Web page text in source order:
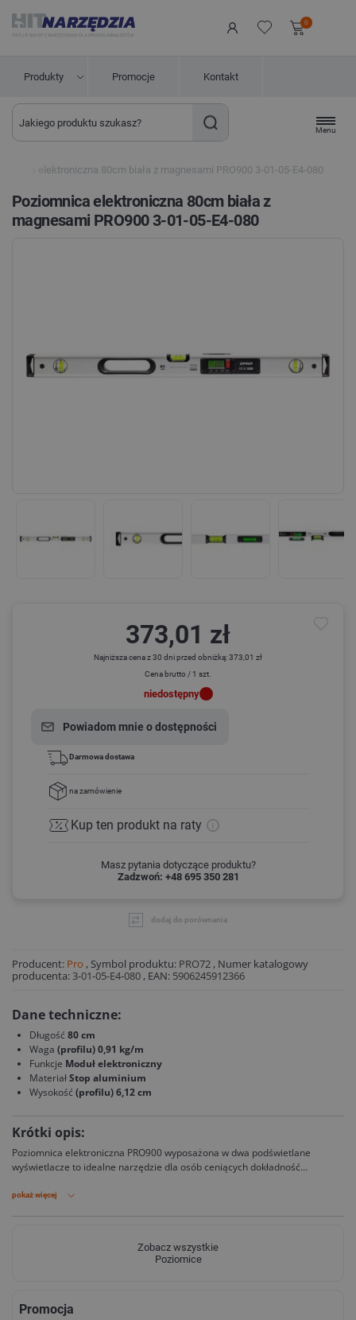
0
Produkty Promocje Kontakt
Menu
elektroniczna 80cm biała z magnesami PRO900 3-01-05-E4-080
Poziomnica elektroniczna 80cm biała z
magnesami PRO900 3-01-05-E4-080
373,01 zł
Najniższa cena z 30 dni przed obniżką: 373,01 zł
Cena brutto / 1 szt.
niedostępny
Powiadom mnie o dostępności
Darmowa dostawa
na zamówienie
Kup ten produkt na raty
Masz pytania dotyczące produktu?
Zadzwoń: +48 695 350 281
dodaj do porównania
Producent: Pro , Symbol produktu: PRO72 , Numer katalogowy
producenta: 3-01-05-E4-080 , EAN: 5906245912366
Dane techniczne:
Długość 80 cm
Waga (profilu) 0,91 kg/m
Funkcje Moduł elektroniczny
MateriałStop aluminium
Wysokość (profilu) 6,12 cm
Krótki opis:
Poziomnica elektroniczna PRO900 wyposażona w dwa podświetlane
wyświetlacze to idealne narzędzie dla osób ceniących dokładność
ułatwiających pomiary oraz możliwość zapisania w pamięci, aż 19
pokaż więcej
Zobacz wszystkie
Poziomice
Promocja